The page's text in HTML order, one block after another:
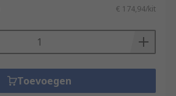
€ 174,94/kit
Toevoegen